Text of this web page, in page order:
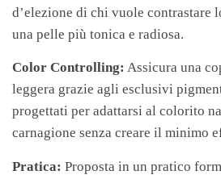
d’elezione di chi vuole contrastare
una pelle più tonica e radiosa.
Color Controlling: Assicura una
leggera grazie agli esclusivi
progettati per adattarsi al colorito
carnagione senza creare il minimo
Pratica: Proposta in un pratico